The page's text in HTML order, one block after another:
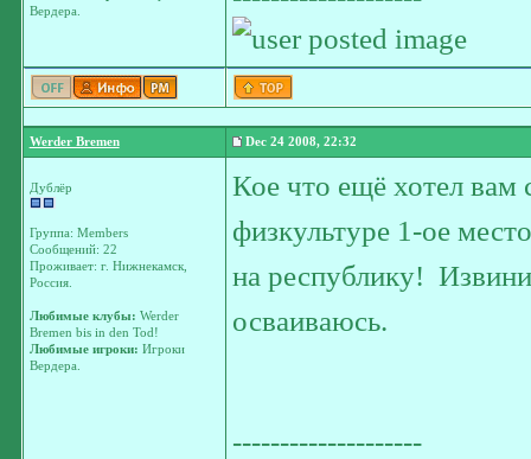
Вердера.
Werder Bremen Dec 24 2008, 22:32
Дублёр
Группа: Members
Сообщений: 22
Проживает: г. Нижнекамск,
Россия.
Любимые клубы: Werder
Bremen bis in den Tod!
Любимые игроки: Игроки
Вердера.
Кое что ещё хотел
физкультуре 1-ое
на республику!
осваиваюсь.
--------------------